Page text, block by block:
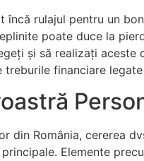
rulajul pentru un
poate duce la
și să realizați
financiare
din România, cererea
Elemente